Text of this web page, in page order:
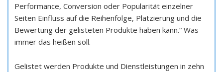
Performance, Conversion oder Popularität einzelner
Seiten Einfluss auf die Reihenfolge, Platzierung und die
Bewertung der gelisteten Produkte haben kann.“ Was
immer das heißen soll.
Gelistet werden Produkte und Dienstleistungen in zehn